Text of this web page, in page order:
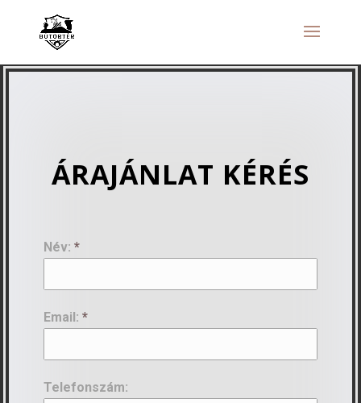
ÁRAJÁNLAT KÉRÉS
Név: *
Email: *
Telefonszám: